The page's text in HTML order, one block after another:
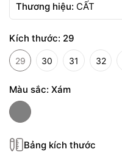
Thương hiệu: CẤT
Kích thước: 29
29 30 31 32
Màu sắc: Xám
Bảng kích thước